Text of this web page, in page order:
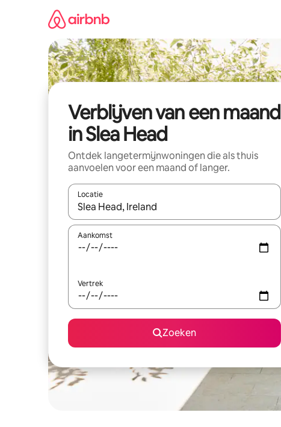
Verblijven van een maand
in Slea Head
Ontdek langetermijnwoningen die als thuis
aanvoelen voor een maand of langer.
Locatie
Wanneer er resultaten beschikbaar zijn, maak je
Aankomst
Vertrek
Zoeken